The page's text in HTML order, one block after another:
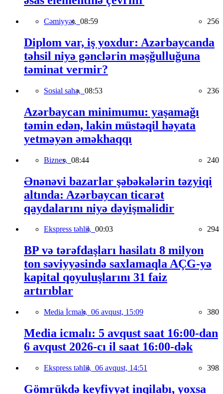
Cəmiyyət, 08:59 256
Diplom var, iş yoxdur: Azərbaycanda
təhsil niyə gənclərin məşğulluğuna
təminat vermir?
Sosial sahə, 08:53 236
Azərbaycan minimumu: yaşamağı
təmin edən, lakin müstəqil həyata
yetməyən əməkhaqqı
Biznes, 08:44 240
Ənənəvi bazarlar şəbəkələrin təzyiqi
altında: Azərbaycan ticarət
qaydalarını niyə dəyişməlidir
Ekspress təhlil, 00:03 294
BP və tərəfdaşları hasilatı 8 milyon
ton səviyyəsində saxlamaqla AÇG-yə
kapital qoyuluşlarını 31 faiz
artırıblar
Media İcmalı, 06 avqust, 15:09 380
Media icmalı: 5 avqust saat 16:00-dan
6 avqust 2026-cı il saat 16:00-dək
Ekspress təhlil, 06 avqust, 14:51 398
Gömrükdə keyfiyyət inqilabı, yoxsa